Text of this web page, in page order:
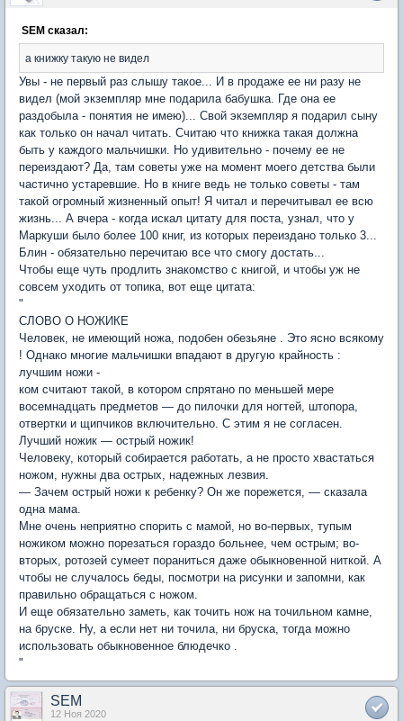
SEM сказал:
а книжку такую не видел
Увы - не первый раз слышу такое... И в продаже ее ни разу не
видел (мой экземпляр мне подарила бабушка. Где она ее
раздобыла - понятия не имею)... Свой экземпляр я подарил сыну
как только он начал читать. Считаю что книжка такая должна
быть у каждого мальчишки. Но удивительно - почему ее не
переиздают? Да, там советы уже на момент моего детства были
частично устаревшие. Но в книге ведь не только советы - там
такой огромный жизненный опыт! Я читал и перечитывал ее всю
жизнь... А вчера - когда искал цитату для поста, узнал, что у
Маркуши было более 100 книг, из которых переиздано только 3...
Блин - обязательно перечитаю все что смогу достать...
Чтобы еще чуть продлить знакомство с книгой, и чтобы уж не
совсем уходить от топика, вот еще цитата:
"
СЛОВО О НОЖИКЕ
Человек, не имеющий ножа, подобен обезьяне . Это ясно всякому
! Однако многие мальчишки впадают в другую крайность :
лучшим ножи -
ком считают такой, в котором спрятано по меньшей мере
восемнадцать предметов — до пилочки для ногтей, штопора,
отвертки и щипчиков включительно. С этим я не согласен.
Лучший ножик — острый ножик!
Человеку, который собирается работать, а не просто хвастаться
ножом, нужны два острых, надежных лезвия.
— Зачем острый ножи к ребенку? Он же порежется, — сказала
одна мама.
Мне очень неприятно спорить с мамой, но во-первых, тупым
ножиком можно порезаться гораздо больнее, чем острым; во-
вторых, ротозей сумеет пораниться даже обыкновенной ниткой. А
чтобы не случалось беды, посмотри на рисунки и запомни, как
правильно обращаться с ножом.
И еще обязательно заметь, как точить нож на точильном камне,
на бруске. Ну, а если нет ни точила, ни бруска, тогда можно
использовать обыкновенное блюдечко .
"
SEM
12 Ноя 2020